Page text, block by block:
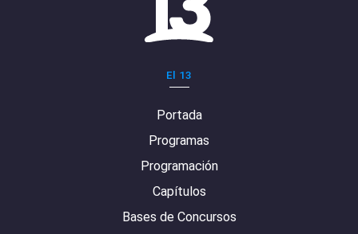
El 13
Portada
Programas
Programación
Capítulos
Bases de Concursos